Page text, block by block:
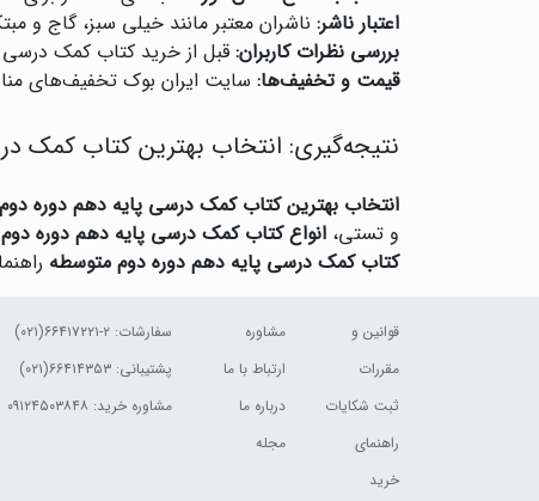
اعتبار ناشر: ناشران معتبر مانند خیلی سبز، گاج و
بررسی نظرات کاربران: قبل از خرید کتاب کمک درسی
قیمت و تخفیف‌ها: سایت ایران بوک تخفیف‌های
نتیجه‌گیری: انتخاب بهترین کتاب کمک
انتخاب بهترین کتاب کمک درسی پایه دهم دوره
و تستی، انواع کتاب کمک درسی پایه دهم دوره
کتاب کمک درسی پایه دهم دوره دوم متوسطه
قوانین و
مقررات
ثبت شکایات
راهنمای
خرید
مشاوره
ارتباط با ما
درباره ما
مجله
سفارشات: ۲-۶۶۴۱۷۲۲۱(۰۲۱)
پشتیبانی: ۶۶۴۱۴۳۵۳(۰۲۱)
مشاوره خرید: ۰۹۱۲۴۵۰۳۸۴۸